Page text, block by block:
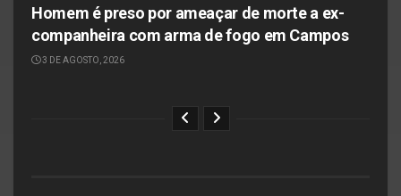
Homem é preso por ameaçar de morte a ex-
companheira com arma de fogo em Campos
3 DE AGOSTO, 2026